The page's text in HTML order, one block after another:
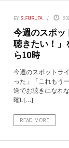
BY S.FURUTA
今週のスポ
聴きたい！」
ら10時
今週のスポットラ
った」「これもう
送でお聴きになれ
曜L […]
READ MORE